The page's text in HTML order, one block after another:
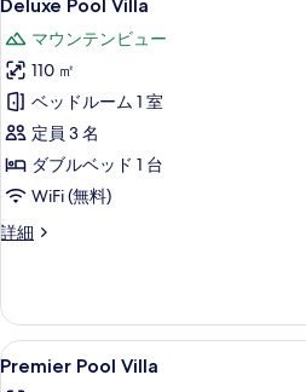
示
す
る
Pool
Villa
の
す
べ
て
の
写
表
示
Deluxe Pool Villa
マウンテンビュー
110 ㎡
ベッドルーム 1 室
定員 3 名
ダブルベッド 1 台
WiFi (無料)
詳細
Deluxe
詳
細
Premier
Pool
18
Premier Pool Villa